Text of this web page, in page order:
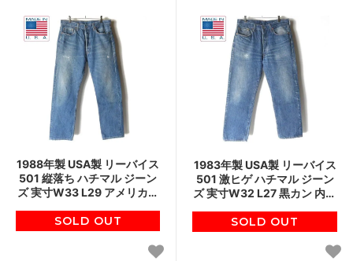
1988年製 USA製 リーバイス
501 縦落ち ハチマル ジーン
ズ 実寸W33 L29 アメリカ製
SOLD OUT
1983年製 USA製 リーバイス
501 激ヒゲ ハチマル ジーン
ズ 実寸W32 L27 黒カン 内股
ステッチ D151
SOLD OUT